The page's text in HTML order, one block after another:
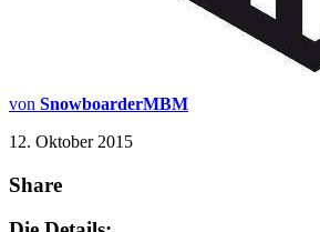
von SnowboarderMBM
12. Oktober 2015
Share